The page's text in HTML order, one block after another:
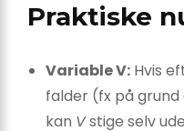
Praktiske
Variable V: Hvis
falder (fx på
kan Vstige selv